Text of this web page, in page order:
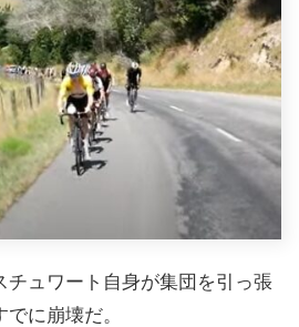
チュワート自身が集団を引っ張
に崩壊だ。